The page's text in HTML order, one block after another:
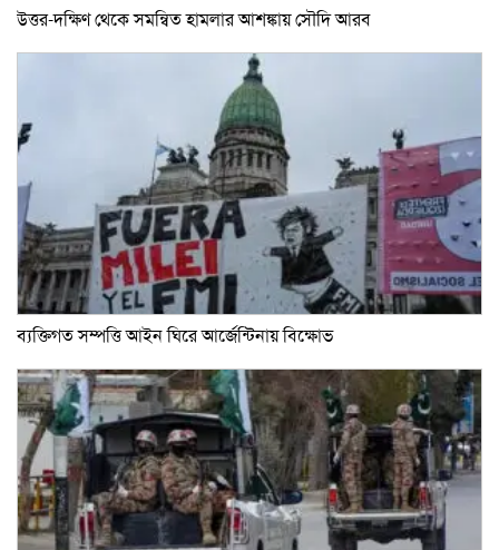
উত্তর-দক্ষিণ থেকে সমন্বিত হামলার আশঙ্কায় সৌদি আরব
ব্যক্তিগত সম্পত্তি আইন ঘিরে আর্জেন্টিনায় বিক্ষোভ